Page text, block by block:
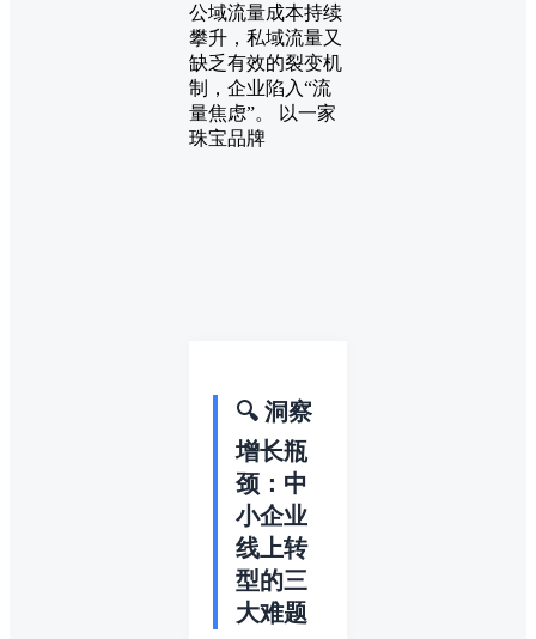
公域流量成本持续
攀升，私域流量又
缺乏有效的裂变机
制，企业陷入“流
量焦虑”。 以一家
珠宝品牌
🔍 洞察
增长瓶
颈：中
小企业
线上转
型的三
大难题